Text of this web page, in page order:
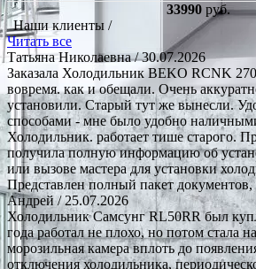
33990 руб.
Наши клиенты /
Читать все
Татьяна Николаевна/ 30.07.2026
Заказала Холодильник BEKO RCNK
вовремя. как и обещали. Очень
установили. Старый тут же вынесли.
способами - мне было удобно
Холодильник. работает тише старого.
получила полную информацию об
или вызове мастера для установки
Представлен полный пакет
Андрей/ 25.07.2026
Холодильник Самсунг RL50RR был
года работал не плохо, но потом стала
морозильная камера вплоть до
отключения холодильника,